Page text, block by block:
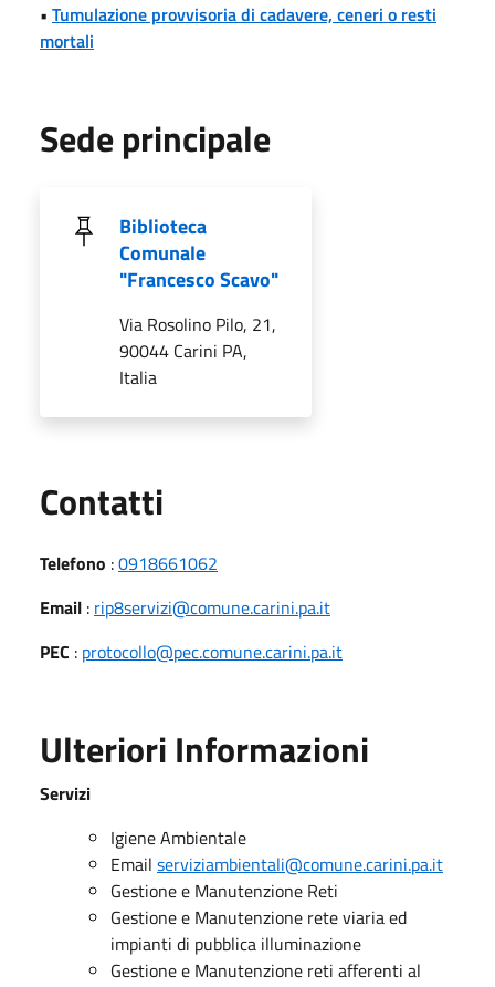
• Tumulazione provvisoria di cadavere, ceneri o resti
mortali
Sede principale
Biblioteca
Comunale
"Francesco Scavo"
Via Rosolino Pilo, 21,
90044 Carini PA,
Italia
Contatti
Telefono :0918661062
Email : rip8servizi@comune.carini.pa.it
PEC : protocollo@pec.comune.carini.pa.it
Ulteriori Informazioni
Servizi
Igiene Ambientale
Email serviziambientali@comune.carini.pa.it
Gestione e Manutenzione Reti
Gestione e Manutenzione rete viaria ed
impianti di pubblica illuminazione
Gestione e Manutenzione reti afferenti al